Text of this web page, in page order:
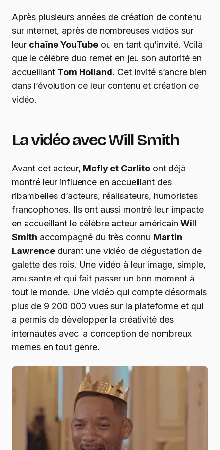
Après plusieurs années de création de contenu
sur internet, après de nombreuses vidéos sur
leur chaîne YouTube ou en tant qu’invité. Voilà
que le célèbre duo remet en jeu son autorité en
accueillant Tom Holland. Cet invité s’ancre bien
dans l’évolution de leur contenu et création de
vidéo.
La vidéo avec Will Smith
Avant cet acteur, Mcfly et Carlito ont déjà
montré leur influence en accueillant des
ribambelles d’acteurs, réalisateurs, humoristes
francophones. Ils ont aussi montré leur impacte
en accueillant le célèbre acteur américain Will
Smith accompagné du très connu Martin
Lawrence durant une vidéo de dégustation de
galette des rois. Une vidéo à leur image, simple,
amusante et qui fait passer un bon moment à
tout le monde. Une vidéo qui compte désormais
plus de 9 200 000 vues sur la plateforme et qui
a permis de développer la créativité des
internautes avec la conception de nombreux
memes en tout genre.